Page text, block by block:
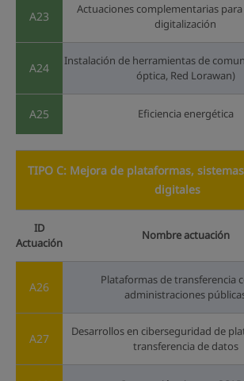
A23
Actuaciones complementarias
digitalización
A24
Instalación de herramientas de
óptica, Red Lorawan)
A25 Eficiencia energética
TIPO C: Mejora de plataformas,
digitales
ID
Actuación
Nombre actuación
A26
Plataformas de transferencia
administraciones
A27
Desarrollos en ciberseguridad de
transferencia de datos